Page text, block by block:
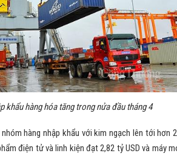
khẩu hàng hóa tăng trong nửa đầu tháng 4
hàng nhập khẩu với kim ngạch lên tới hơn
điện tử và linh kiện đạt 2,82 tỷ USD và máy